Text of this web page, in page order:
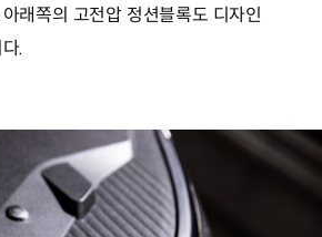
래쪽의 고전압 정션블록도 디자인
.